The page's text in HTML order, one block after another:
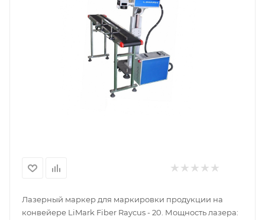
Лазерный маркер для маркировки продукции на
конвейере LiMark Fiber Raycus - 20. Мощность лазера: